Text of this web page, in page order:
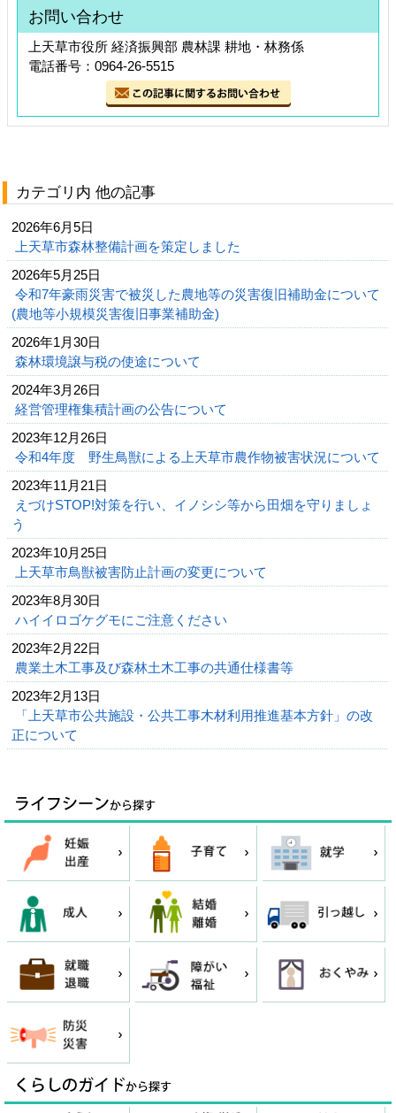
お問い合わせ
上天草市役所 経済振興部 農林課 耕地・林務係
電話番号：0964-26-5515
カテゴリ内 他の記事
2026年6月5日
上天草市森林整備計画を策定しました
2026年5月25日
令和7年豪雨災害で被災した農地等の災害復旧補助金について
(農地等小規模災害復旧事業補助金)
2026年1月30日
森林環境譲与税の使途について
2024年3月26日
経営管理権集積計画の公告について
2023年12月26日
令和4年度 野生鳥獣による上天草市農作物被害状況について
2023年11月21日
えづけSTOP!対策を行い、イノシシ等から田畑を守りましょ
う
2023年10月25日
上天草市鳥獣被害防止計画の変更について
2023年8月30日
ハイイロゴケグモにご注意ください
2023年2月22日
農業土木工事及び森林土木工事の共通仕様書等
2023年2月13日
「上天草市公共施設・公共工事木材利用推進基本方針」の改
正について